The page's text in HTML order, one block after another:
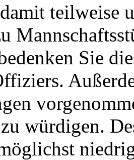
teilweise
Sie
würdigen.